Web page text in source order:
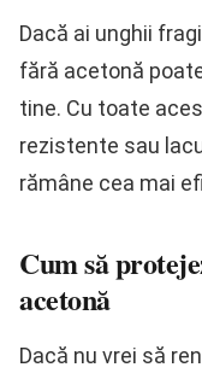
Dacă ai unghii
fără acetonă
tine. Cu toate
rezistente sau
rămâne cea mai
Cum să
acetonă
Dacă nu vrei să